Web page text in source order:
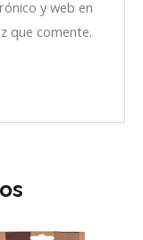
y web en
que comente.